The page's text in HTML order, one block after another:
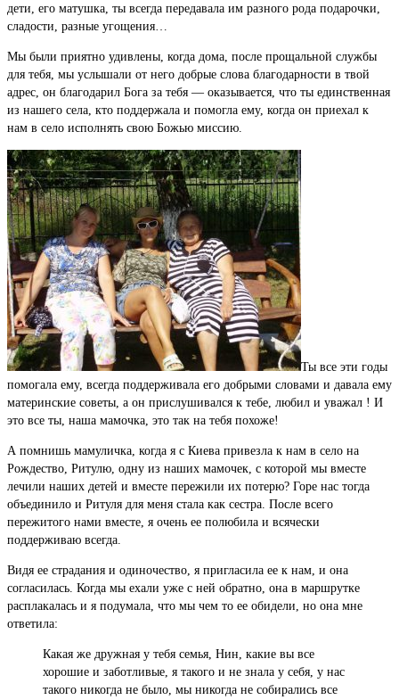
дети, его матушка, ты всегда передавала им разного рода подарочки,
сладости, разные угощения…
Мы были приятно удивлены, когда дома, после прощальной службы
для тебя, мы услышали от него добрые слова благодарности в твой
адрес, он благодарил Бога за тебя — оказывается, что ты единственная
из нашего села, кто поддержала и помогла ему, когда он приехал к
нам в село исполнять свою Божью миссию.
Ты все эти годы
помогала ему, всегда поддерживала его добрыми словами и давала ему
материнские советы, а он прислушивался к тебе, любил и уважал ! И
это все ты, наша мамочка, это так на тебя похоже!
А помнишь мамуличка, когда я с Киева привезла к нам в село на
Рождество, Ритулю, одну из наших мамочек, с которой мы вместе
лечили наших детей и вместе пережили их потерю? Горе нас тогда
объединило и Ритуля для меня стала как сестра. После всего
пережитого нами вместе, я очень ее полюбила и всячески
поддерживаю всегда.
Видя ее страдания и одиночество, я пригласила ее к нам, и она
согласилась. Когда мы ехали уже с ней обратно, она в маршрутке
расплакалась и я подумала, что мы чем то ее обидели, но она мне
ответила:
Какая же дружная у тебя семья, Нин, какие вы все
хорошие и заботливые, я такого и не знала у себя, у нас
такого никогда не было, мы никогда не собирались все